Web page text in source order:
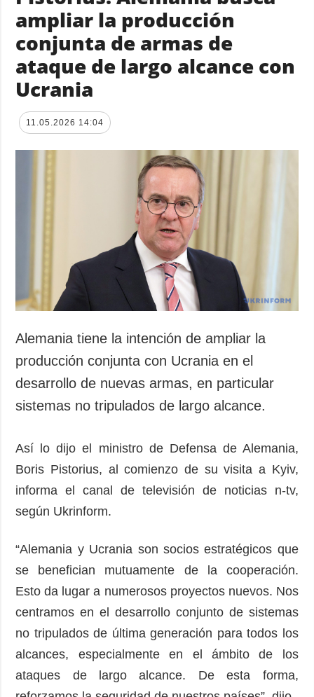
ampliar la producción
conjunta de armas de
ataque de largo alcance con
Ucrania
11.05.2026 14:04
Alemania tiene la intención de ampliar la
producción conjunta con Ucrania en el
desarrollo de nuevas armas, en particular
sistemas no tripulados de largo alcance.
Así lo dijo el ministro de Defensa de Alemania,
Boris Pistorius, al comienzo de su visita a Kyiv,
informa el canal de televisión de noticias n-tv,
según Ukrinform.
“Alemania y Ucrania son socios estratégicos que
se benefician mutuamente de la cooperación.
Esto da lugar a numerosos proyectos nuevos. Nos
centramos en el desarrollo conjunto de sistemas
no tripulados de última generación para todos los
alcances, especialmente en el ámbito de los
ataques de largo alcance. De esta forma,